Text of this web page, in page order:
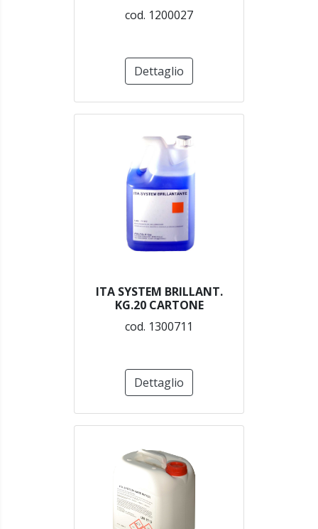
cod. 1200027
Dettaglio
ITA SYSTEM BRILLANT.
KG.20 CARTONE
cod. 1300711
Dettaglio